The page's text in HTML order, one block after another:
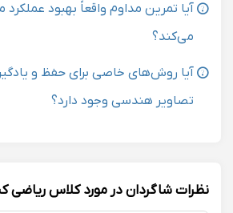
آیا تمرین مداوم واقعاً بهبود
می‌کند؟
آیا روش‌های خاصی برای حفظ و
تصاویر هندسی وجود دارد؟
نظرات شاگردان در مورد کلاس ریاضی